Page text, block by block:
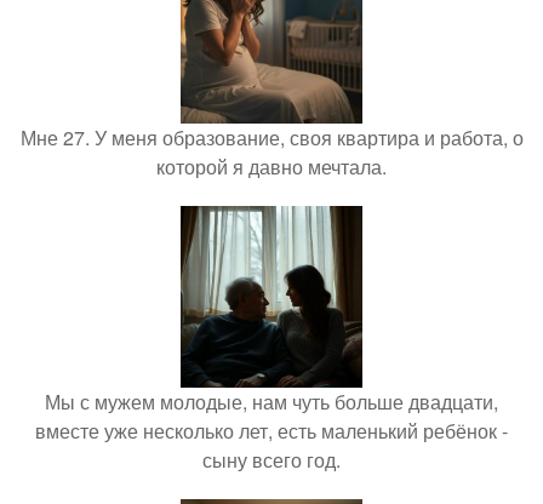
Мне 27. У меня образование, своя квартира и работа, о
которой я давно мечтала.
Мы с мужем молодые, нам чуть больше двадцати,
вместе уже несколько лет, есть маленький ребёнок -
сыну всего год.